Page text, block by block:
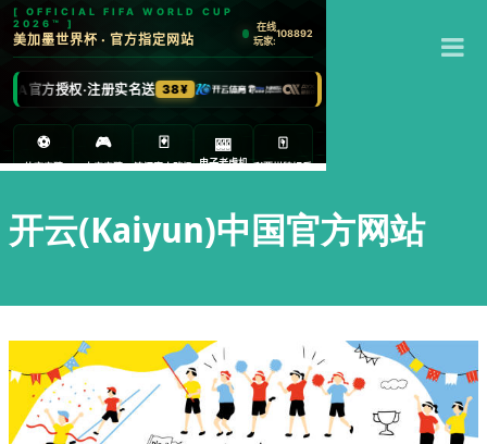
开云(Kaiyun)中国官方网站